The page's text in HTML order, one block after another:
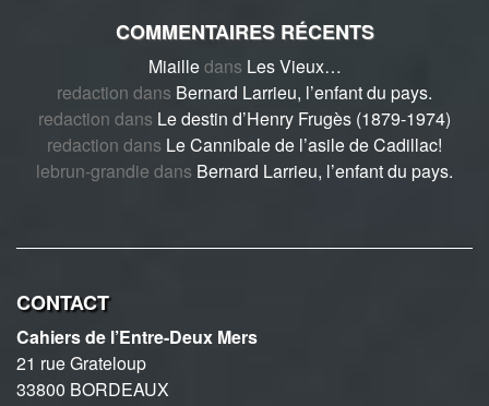
COMMENTAIRES RÉCENTS
Miailledans Les Vieux…
redaction dans Bernard Larrieu, l’enfant du pays.
redaction dans Le destin d’Henry Frugès (1879-1974)
redaction dans Le Cannibale de l’asile de Cadillac!
lebrun-grandie dans Bernard Larrieu, l’enfant du pays.
CONTACT
Cahiers de l’Entre-Deux Mers
21 rue Grateloup
33800 BORDEAUX